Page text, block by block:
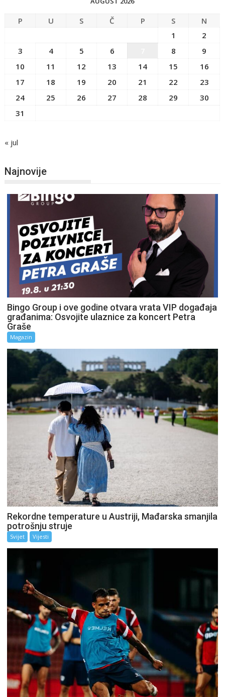
P U S Č P S
N
1
2
3
4 5 6 8
9
10
11 12 13 14 15
16
17
18 19 20 21 22
23
24
25 26 27 28 29
30
31
« jul
Najnovije
Bingo Group i ove godine otvara vrata VIP događaja
građanima: Osvojite ulaznice za koncert Petra
Graše
Magazin
Rekordne temperature u Austriji, Mađarska smanjila
potrošnju struje
Svijet Vijesti